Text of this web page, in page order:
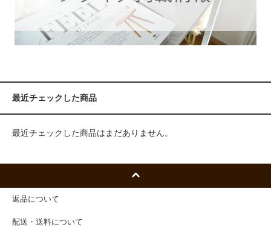
最近チェックした商品
最近チェックした商品はまだありません。
返品について
配送・送料について